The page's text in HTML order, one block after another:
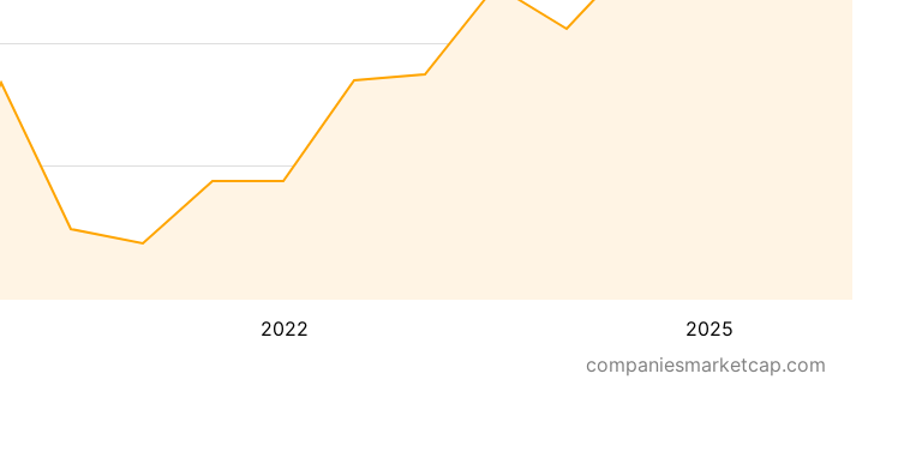
2022 2025
companiesmarketcap.com